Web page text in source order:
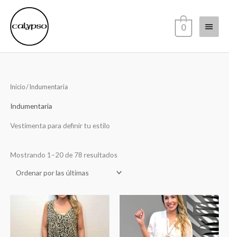
contenido
Menú
0
Inicio/ Indumentaria
Indumentaria
Vestimenta para definir tu estilo
Mostrando 1–20 de 78 resultados